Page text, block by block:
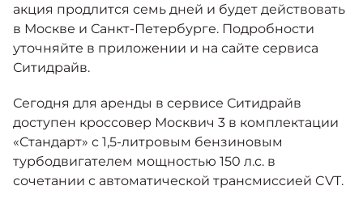
Москвич 8
Практичный семиместный
кроссовер
Страховые программы
акция продлится семь дней и будет действовать
в Москве и Санкт-Петербурге. Подробности
уточняйте в приложении и на сайте сервиса
Ситидрайв.
Сегодня для аренды в сервисе Ситидрайв
доступен кроссовер Москвич 3 в комплектации
«Стандарт» с 1,5-литровым бензиновым
турбодвигателем мощностью 150 л.с. в
сочетании с автоматической трансмиссией CVT.